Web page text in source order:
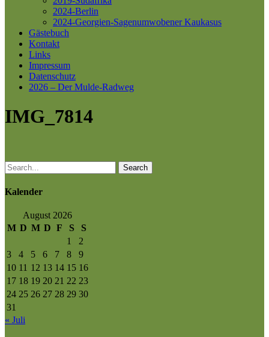
2024-Berlin
2024-Georgien-Sagenumwobener Kaukasus
Gästebuch
Kontakt
Links
Impressum
Datenschutz
2026 – Der Mulde-Radweg
IMG_7814
Search
Kalender
August 2026
M D M D F S
S
1
2
3
4 5 6 7 8
9
10 11 12 13 14 15 16
17 18 19 20 21 22 23
24 25 26 27 28 29 30
31
« Juli